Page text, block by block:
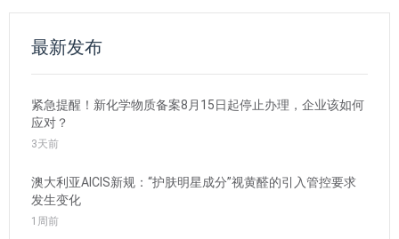
最新发布
紧急提醒！新化学物质备案8月15日起停止办理，企业该如何
应对？
3天前
澳大利亚AICIS新规：“护肤明星成分”视黄醛的引入管控要求
发生变化
1周前